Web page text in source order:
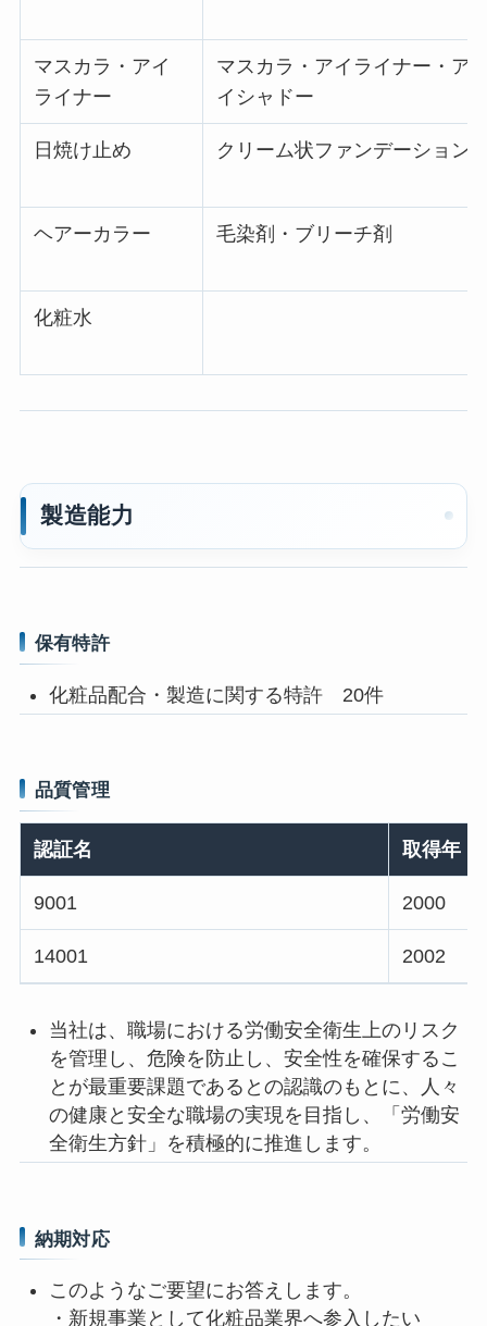
マスカラ・アイ
ライナー
マスカラ・アイライナー・ア
イシャドー
日焼け止め クリーム状ファンデーション
ヘアーカラー 毛染剤・ブリーチ剤
化粧水
製造能力
保有特許
化粧品配合・製造に関する特許 20件
品質管理
認証名 取得年
9001 2000
14001 2002
当社は、職場における労働安全衛生上のリスク
を管理し、危険を防止し、安全性を確保するこ
とが最重要課題であるとの認識のもとに、人々
の健康と安全な職場の実現を目指し、「労働安
全衛生方針」を積極的に推進します。
納期対応
このようなご要望にお答えします。
・新規事業として化粧品業界へ参入したい